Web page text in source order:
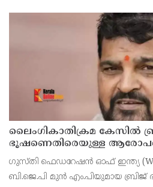
മാറ്റത്തിലൂടെ സാധിക്കുമെന്ന്
ലൈംഗികാതിക്രമ കേസിൽ
ഭൂഷണെതിരെയുള്ള
പിന്നിൽ രാഷ്ട്രീയ
കോടതി
ഗുസ്തി ഫെഡറേഷൻ ഓഫ് ഇന്ത്യ
ബി.ജെ.പി മുൻ എം.പിയുമായ